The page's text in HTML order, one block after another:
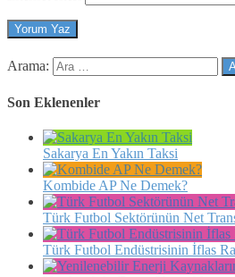
Arama:
Son Eklenenler
Sakarya En Yakın Taksi
Kombide AP Ne Demek?
Türk Futbol Sektörünün Net
Türk Futbol Endüstrisinin İflas